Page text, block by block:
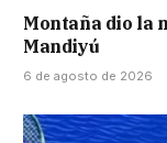
Montaña dio la
Mandiyú
6 de agosto de 2026